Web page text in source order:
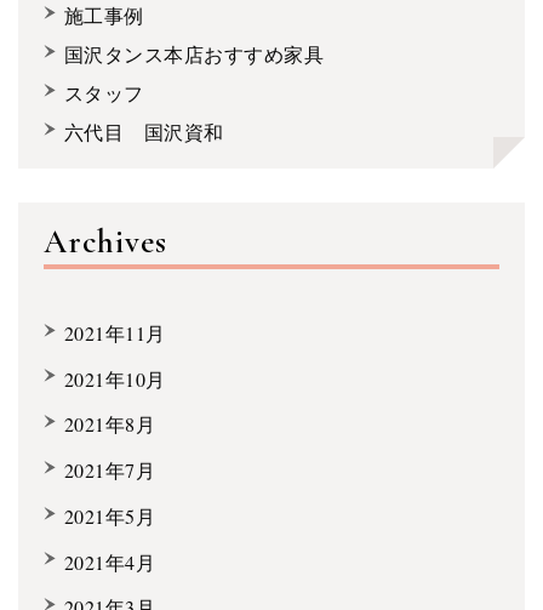
施工事例
国沢タンス本店おすすめ家具
スタッフ
六代目 国沢資和
Archives
2021年11月
2021年10月
2021年8月
2021年7月
2021年5月
2021年4月